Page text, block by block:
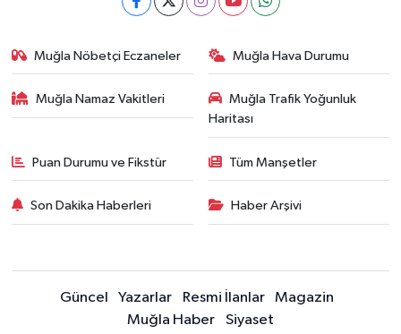
Muğla Nöbetçi Eczaneler Muğla Hava Durumu
Muğla Namaz Vakitleri
Muğla Trafik Yoğunluk
Haritası
Puan Durumu ve Fikstür Tüm Manşetler
Son Dakika Haberleri Haber Arşivi
Güncel Yazarlar Resmi İlanlar
Magazin
Muğla Haber
Siyaset